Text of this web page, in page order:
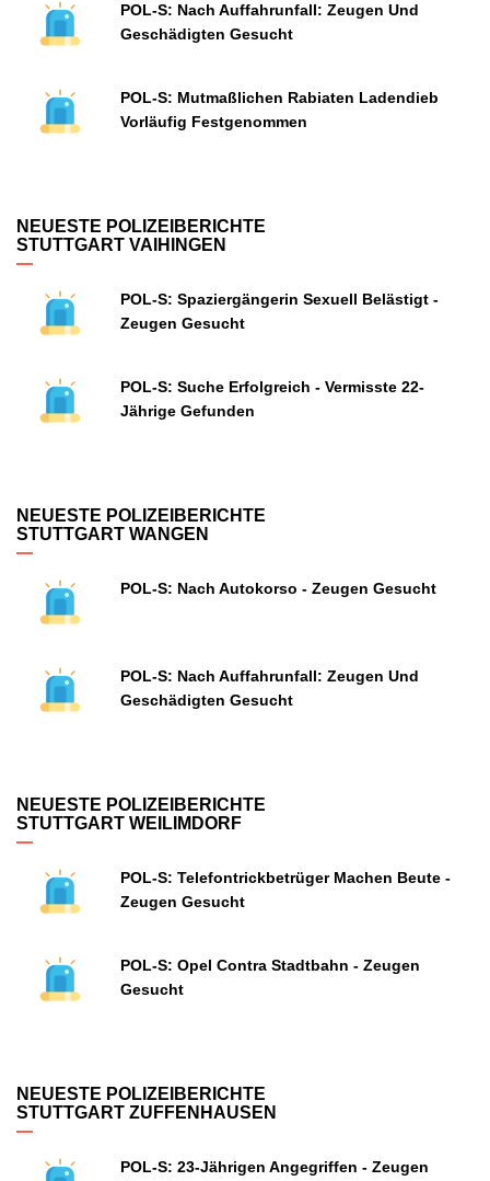
POL-S: Nach Auffahrunfall: Zeugen Und
Geschädigten Gesucht
POL-S: Mutmaßlichen Rabiaten Ladendieb
Vorläufig Festgenommen
NEUESTE POLIZEIBERICHTE
STUTTGART VAIHINGEN
POL-S: Spaziergängerin Sexuell Belästigt -
Zeugen Gesucht
POL-S: Suche Erfolgreich - Vermisste 22-
Jährige Gefunden
NEUESTE POLIZEIBERICHTE
STUTTGART WANGEN
POL-S: Nach Autokorso - Zeugen Gesucht
POL-S: Nach Auffahrunfall: Zeugen Und
Geschädigten Gesucht
NEUESTE POLIZEIBERICHTE
STUTTGART WEILIMDORF
POL-S: Telefontrickbetrüger Machen Beute -
Zeugen Gesucht
POL-S: Opel Contra Stadtbahn - Zeugen
Gesucht
NEUESTE POLIZEIBERICHTE
STUTTGART ZUFFENHAUSEN
POL-S: 23-Jährigen Angegriffen - Zeugen